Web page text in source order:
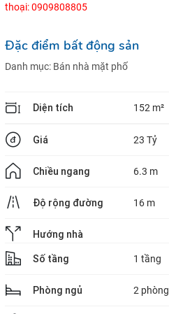
thoại: 0909808805
Đặc điểm bất động sản
Danh mục: Bán nhà mặt phố
Diện tích 152 m²
Giá 23 Tỷ
Chiều ngang 6.3 m
Độ rộng đường 16 m
Hướng nhà
Số tầng
1 tầng
Phòng ngủ 2 phòng